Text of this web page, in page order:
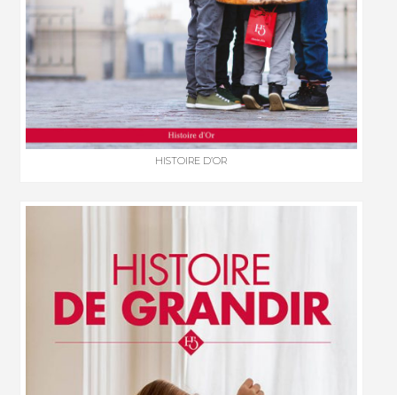
HISTOIRE D’OR